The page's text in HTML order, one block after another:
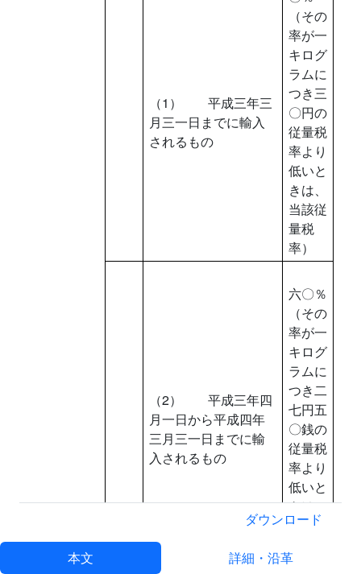
（1） 平成三年三
月三一日までに輸入
されるもの
（その
率が一
キログ
ラムに
つき三
〇円の
従量税
率より
低いと
きは、
当該従
量税
率）
（2） 平成三年四
月一日から平成四年
三月三一日までに輸
入されるもの
六〇％
（その
率が一
キログ
ラムに
つき二
七円五
〇銭の
従量税
率より
低いと
きは、
当該従
率）
ダウンロード
本文 詳細・沿革